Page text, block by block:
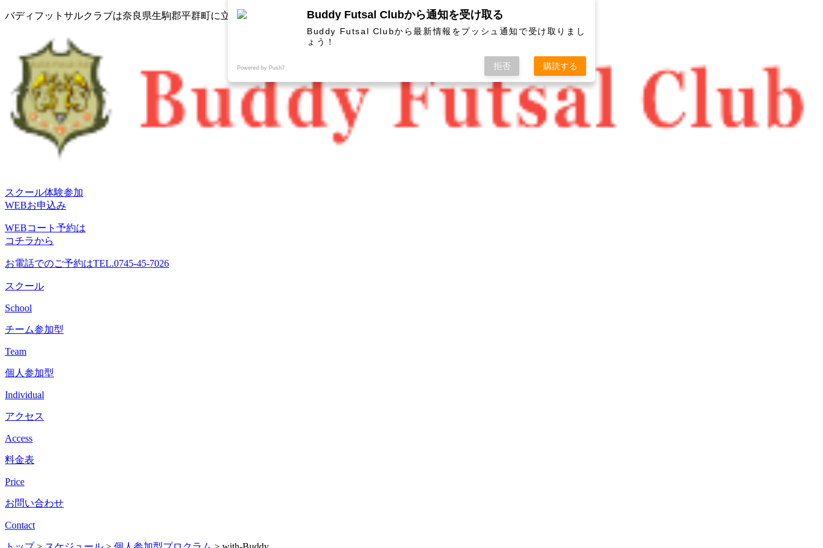
コ
ス
ッ
プ
バディフットサルクラブは奈良県生駒郡平群町に立地するフットサル施設です。
スクール体験参加
WEBお申込み
WEBコート予約は
コチラから
お電話でのご予約はTEL.0745-45-7026
スクール
School
チーム参加型
Team
個人参加型
Individual
アクセス
Access
料金表
Price
お問い合わせ
Contact
Buddy Futsal Clubから通知を受け取る
Buddy Futsal Clubから最新情報をプッシュ通知で受け取りまし
ょう！
Powered by Push7 拒否 購読する